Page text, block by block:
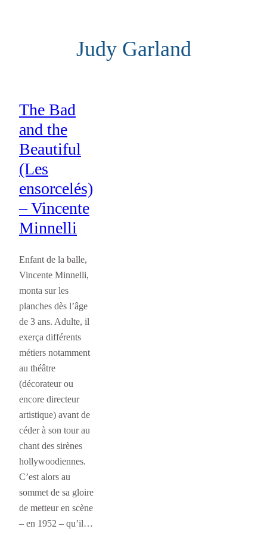
Judy Garland
The Bad
and the
Beautiful
(Les
ensorcelés)
– Vincente
Minnelli
Enfant de la balle,
Vincente Minnelli,
monta sur les
planches dès l’âge
de 3 ans. Adulte, il
exerça différents
métiers notamment
au théâtre
(décorateur ou
encore directeur
artistique) avant de
céder à son tour au
chant des sirènes
hollywoodiennes.
C’est alors au
sommet de sa gloire
de metteur en scène
– en 1952 – qu’il…